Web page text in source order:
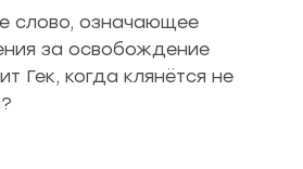
слово, означающее
за освобождение
Гек, когда клянётся не